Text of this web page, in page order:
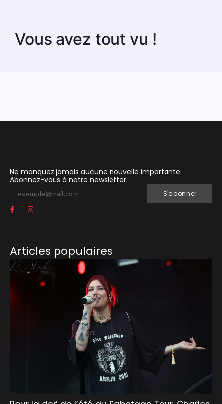
Vous avez tout vu !
Ne manquez jamais aucune nouvelle importante.
Abonnez-vous à notre newsletter.
S'abonner
Articles populaires